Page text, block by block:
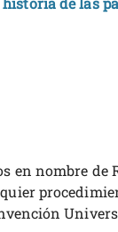
en nombre